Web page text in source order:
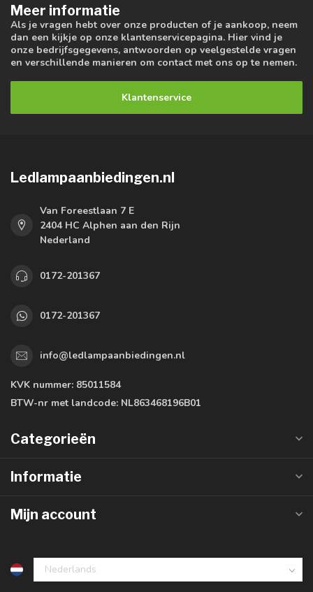
Meer informatie
Als je vragen hebt over onze producten of je aankoop, neem
dan een kijkje op onze klantenservicepagina. Hier vind je
onze bedrijfsgegevens, antwoorden op veelgestelde vragen
en verschillende manieren om contact met ons op te nemen.
Klantenservice
Ledlampaanbiedingen.nl
Van Foreestlaan 7 E
2404 HC Alphen aan den Rijn
Nederland
0172-201367
0172-201367
info@ledlampaanbiedingen.nl
KVK nummer: 85011584
BTW-nr met landcode: NL863468196B01
Categorieën
Informatie
Mijn account